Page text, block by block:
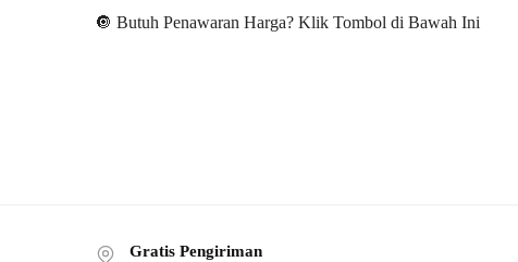
🔘 Butuh Penawaran Harga? Klik Tombol di Bawah Ini
Gratis Pengiriman